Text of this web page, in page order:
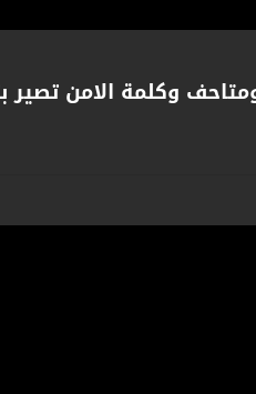
وكلمة الامن تصير